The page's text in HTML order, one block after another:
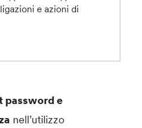
e azioni di
password e
nell’utilizzo